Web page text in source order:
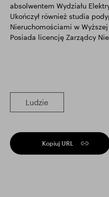
absolwentem Wydziału
Ukończył również studia
Nieruchomościami w
Posiada licencję Zarządcy
Ludzie
Kopiuj URL